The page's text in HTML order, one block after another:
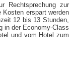
Rechtsprechung zur
Kosten erspart werden
12 bis 13 Stunden,
in der Economy-​Class
und vom Hotel zum